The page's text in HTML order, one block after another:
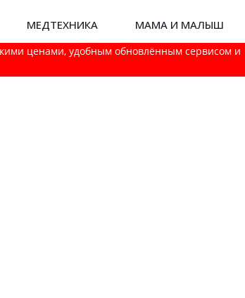
МЕДТЕХНИКА МАМА И МАЛЫШ
ценами, удобным обновлённым сервисом и